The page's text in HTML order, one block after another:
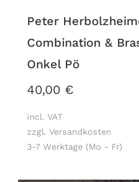
Peter
Combination &
Onkel Pö
40,00 €
incl. VAT
zzgl. Versandkosten
3-7 Werktage (Mo - Fr)